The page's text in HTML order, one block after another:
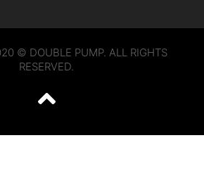
© DOUBLE PUMP. ALL RIGHTS
RESERVED.